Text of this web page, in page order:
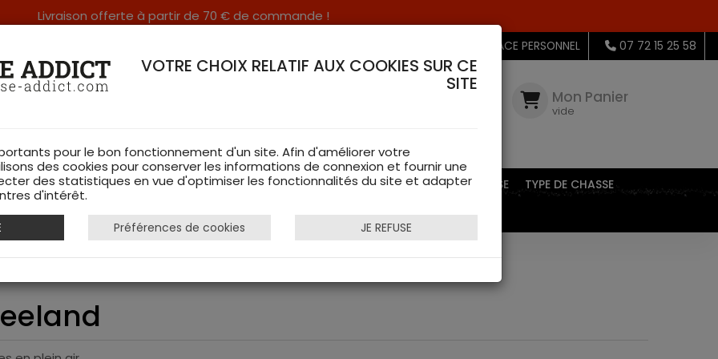
Livraison offerte à partir de 70 € de commande !
DANS LES VOSGES & SUR INTERNET MON ESPACE PERSONNEL 07 72 15 25 58
Mon Panier
vide
DE CHASSE RAYON FEMME CHAUSSURES ACCESSOIRES EQUIPEMENTS DE CHASSE
TYPE DE CHASSE
Polar Max - Seeland
VOTRE CHOIX RELATIF AUX COOKIES SUR CE
SITE
pour le bon fonctionnement d'un site. Afin d'améliorer votre
des cookies pour conserver les informations de connexion et fournir une
des statistiques en vue d'optimiser les fonctionnalités du site et adapter
d'intérêt.
Préférences de cookies JE REFUSE